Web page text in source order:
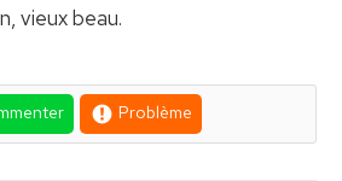
vieux beau.
Problème